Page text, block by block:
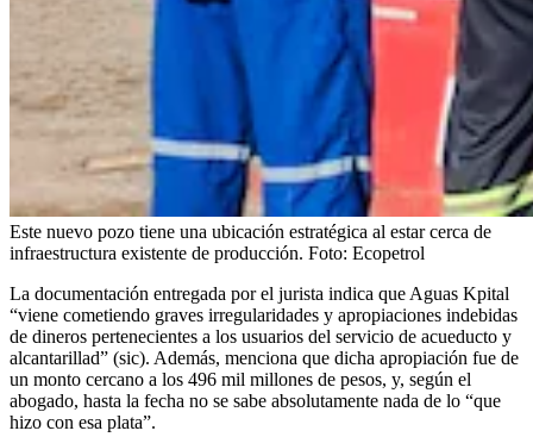
Este nuevo pozo tiene una ubicación estratégica al estar cerca de
infraestructura existente de producción. Foto: Ecopetrol
La documentación entregada por el jurista indica que Aguas Kpital
“viene cometiendo graves irregularidades y apropiaciones indebidas
de dineros pertenecientes a los usuarios del servicio de acueducto y
alcantarillad” (sic). Además, menciona que dicha apropiación fue de
un monto cercano a los 496 mil millones de pesos, y, según el
abogado, hasta la fecha no se sabe absolutamente nada de lo “que
hizo con esa plata”.